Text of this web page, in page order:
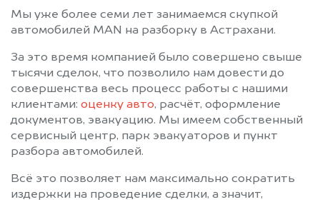
Мы уже более семи лет занимаемся скупкой
автомобилей MAN на разборку в Астрахани.
За это время компанией было совершено свыше
тысячи сделок, что позволило нам довести до
совершенства весь процесс работы с нашими
клиентами: оценку авто, расчёт, оформление
документов, эвакуацию. Мы имеем собственный
сервисный центр, парк эвакуаторов и пункт
разбора автомобилей.
Всё это позволяет нам максимально сократить
издержки на проведение сделки, а значит,